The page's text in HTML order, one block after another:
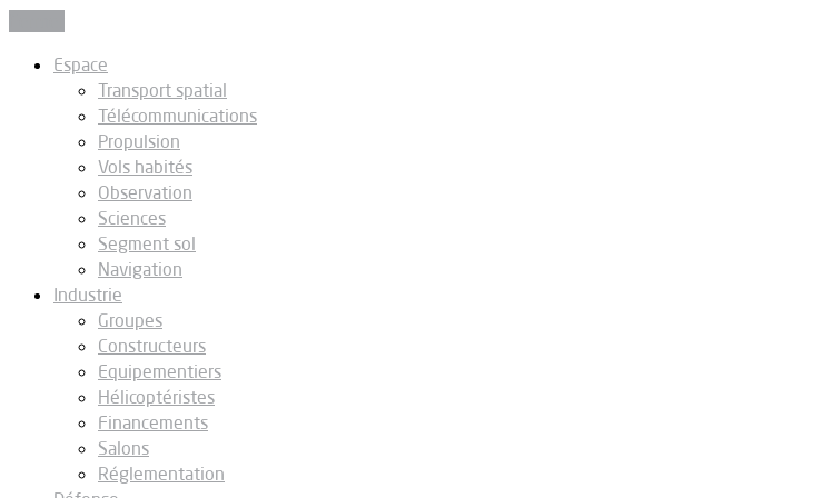
Espace
Transport spatial
Télécommunications
Propulsion
Vols habités
Observation
Sciences
Segment sol
Navigation
Industrie
Groupes
Constructeurs
Equipementiers
Hélicoptéristes
Financements
Salons
Réglementation